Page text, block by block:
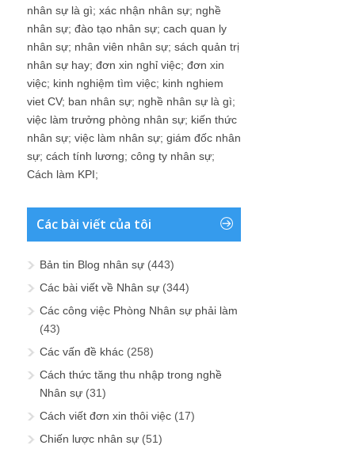
nhân sự là gì; xác nhận nhân sự; nghề
nhân sự; đào tạo nhân sự; cach quan ly
nhân sự; nhân viên nhân sự; sách quản trị
nhân sự hay; đơn xin nghỉ việc; đơn xin
việc; kinh nghiệm tìm việc; kinh nghiem
viet CV; ban nhân sự; nghề nhân sự là gì;
việc làm trưởng phòng nhân sự; kiến thức
nhân sự; việc làm nhân sự; giám đốc nhân
sự; cách tính lương; công ty nhân sự;
Cách làm KPI;
Các bài viết của tôi
Bản tin Blog nhân sự (443)
Các bài viết về Nhân sự (344)
Các công việc Phòng Nhân sự phải làm
(43)
Các vấn đề khác (258)
Cách thức tăng thu nhập trong nghề
Nhân sự (31)
Cách viết đơn xin thôi việc (17)
Chiến lược nhân sự (51)